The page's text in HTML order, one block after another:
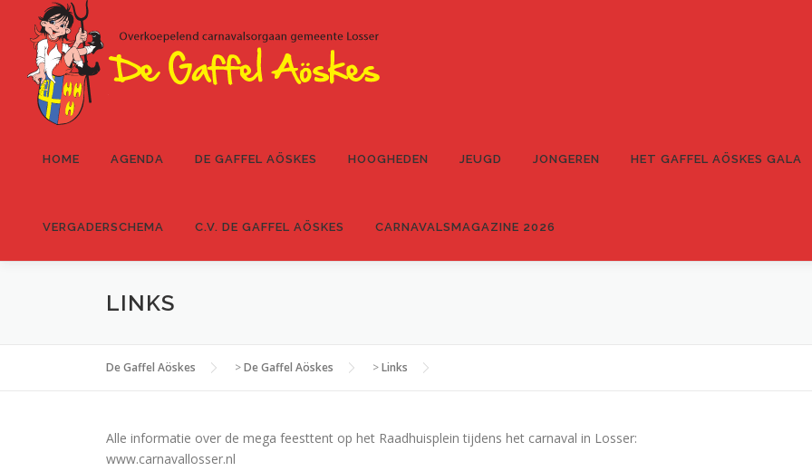
inhoud
HOME AGENDA DE GAFFEL AÖSKES HOOGHEDEN JEUGD JONGEREN HET GAFFEL AÖSKES GALA
VERGADERSCHEMA C.V. DE GAFFEL AÖSKES CARNAVALSMAGAZINE 2026
LINKS
De Gaffel Aöskes >De Gaffel Aöskes >Links
Alle informatie over de mega feesttent op het Raadhuisplein tijdens het carnaval in Losser:
www.carnavallosser.nl